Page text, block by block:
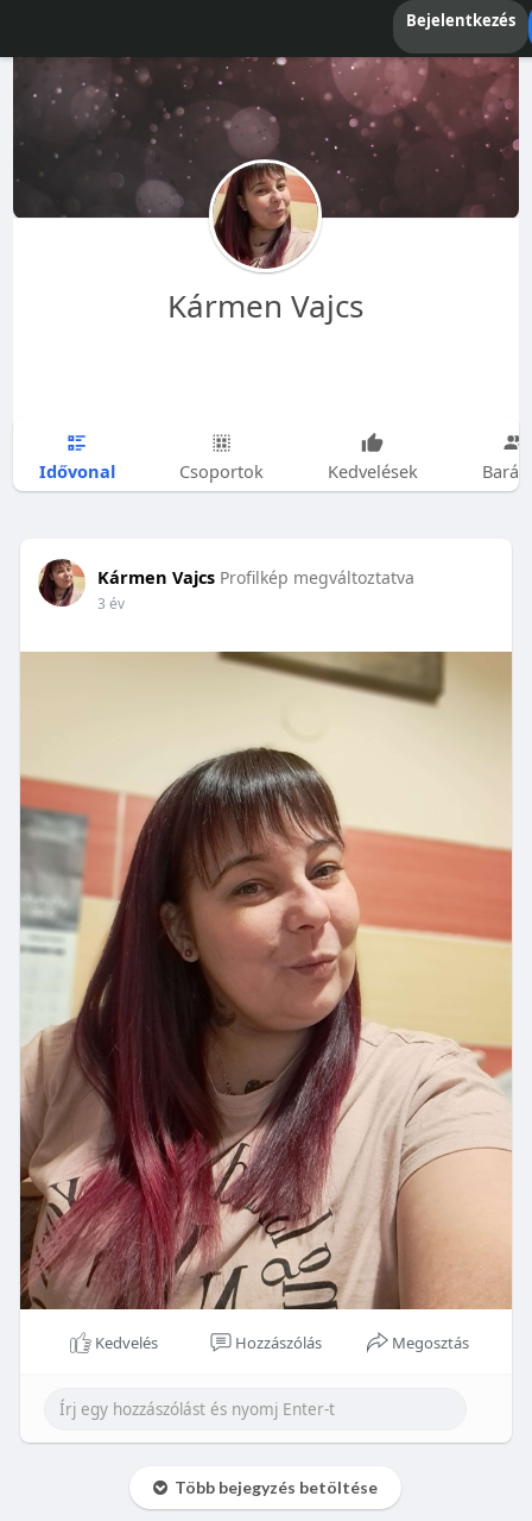
Bejelentkezés
Kármen Vajcs
Idővonal Csoportok Kedvelések
Kármen Vajcs Profilkép megváltoztatva
3 év
Kedvelés Hozzászólás Megosztás
Több bejegyzés betöltése